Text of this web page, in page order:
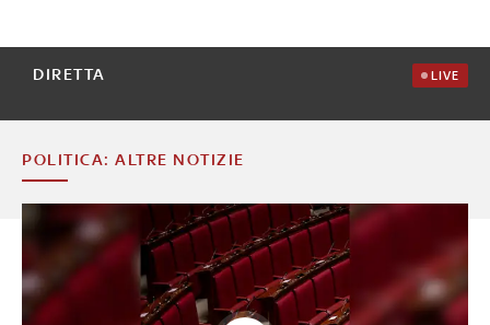
DIRETTA LIVE
POLITICA: ALTRE NOTIZIE